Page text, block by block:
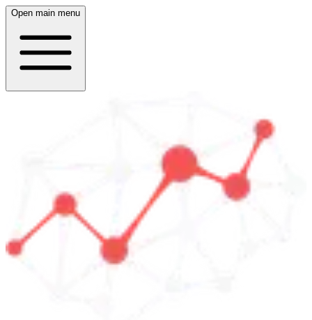
Open main menu